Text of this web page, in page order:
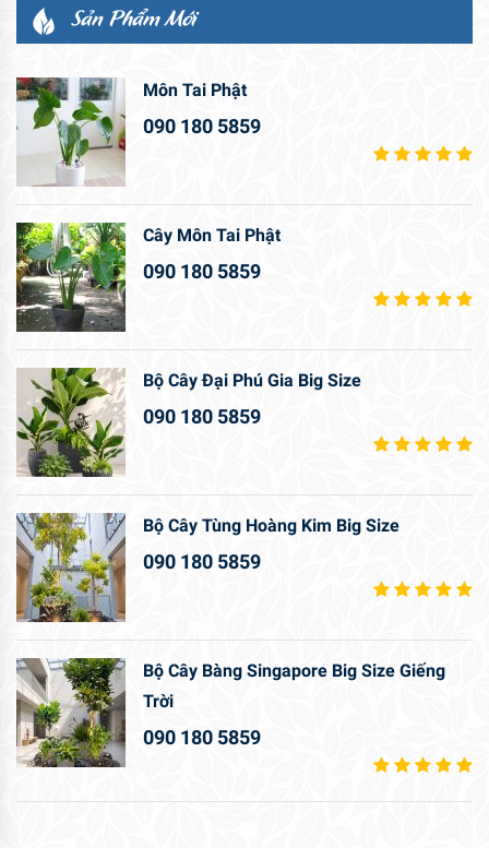
Sản Phẩm Mới
Môn Tai Phật
090 180 5859
Cây Môn Tai Phật
090 180 5859
Bộ Cây Đại Phú Gia Big Size
090 180 5859
Bộ Cây Tùng Hoàng Kim Big Size
090 180 5859
Bộ Cây Bàng Singapore Big Size Giếng
Trời
090 180 5859